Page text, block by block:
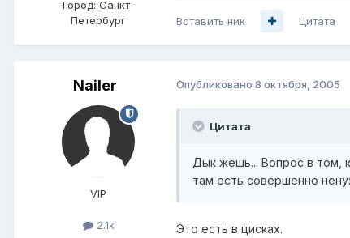
Город: Санкт-
Петербург
Вставить ник Цитата
Nailer
VIP
2.1k
Опубликовано 8 октября, 2005
Цитата
Дык жешь... Вопрос в том,
там есть совершенно
Это есть в цисках.